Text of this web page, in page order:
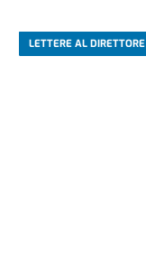
LETTERE AL DIRETTORE